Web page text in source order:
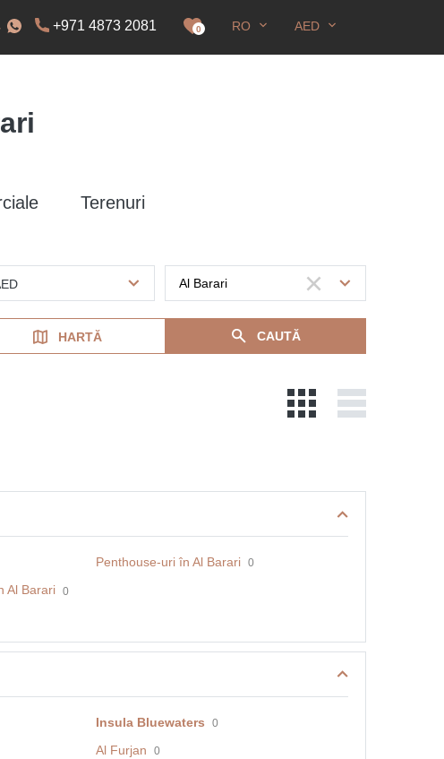
de rezidență+971 4873 2081 0 RO AED
Terenuri
HARTĂ CAUTĂ
Penthouse-uri în Al Barari 0
Al Barari 0
Insula Bluewaters 0
Al Furjan 0